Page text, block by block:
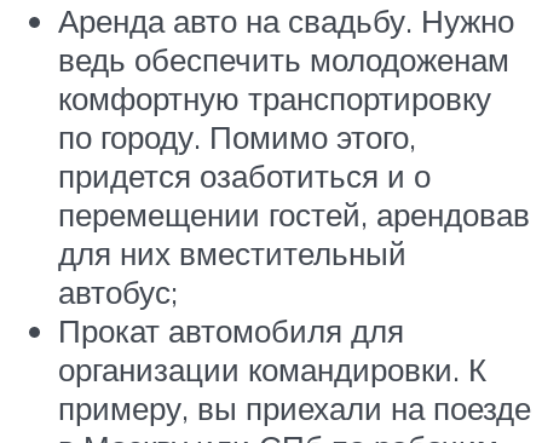
Аренда авто на свадьбу. Нужно
ведь обеспечить молодоженам
комфортную транспортировку
по городу. Помимо этого,
придется озаботиться и о
перемещении гостей, арендовав
для них вместительный
автобус;
Прокат автомобиля для
организации командировки. К
примеру, вы приехали на поезде